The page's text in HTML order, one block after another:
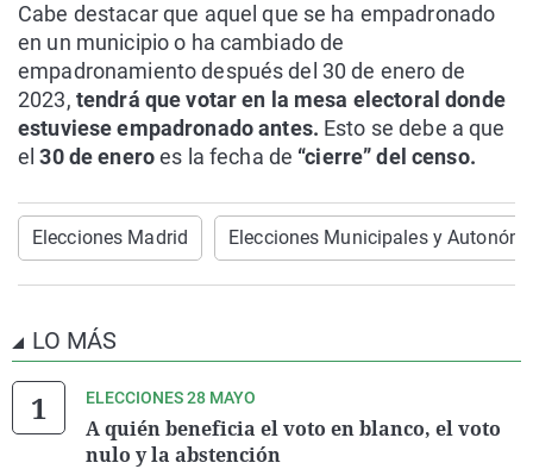
Cabe destacar que aquel que se ha empadronado
en un municipio o ha cambiado de
empadronamiento después del 30 de enero de
2023, tendrá que votar en la mesa electoral donde
estuviese empadronado antes. Esto se debe a que
el30 de eneroes la fecha de “cierre” del censo.
Elecciones Madrid Elecciones Municipales y
LO MÁS
ELECCIONES 28 MAYO
A quién beneficia el voto en blanco, el voto
nulo y la abstención